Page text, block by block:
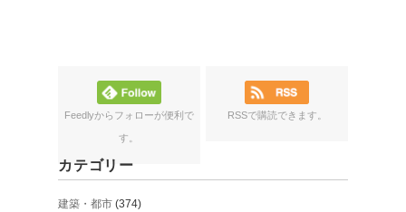
Feedlyからフォローが便利で
す。
RSSで購読できます。
カテゴリー
建築・都市 (374)